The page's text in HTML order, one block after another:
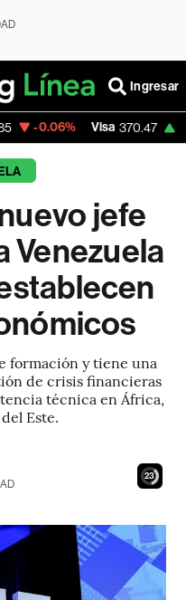
Ingresar
Visa 370.47 +0.52%
jefe
Venezuela
formación y tiene una
de crisis financieras
técnica en África,
Este.
22